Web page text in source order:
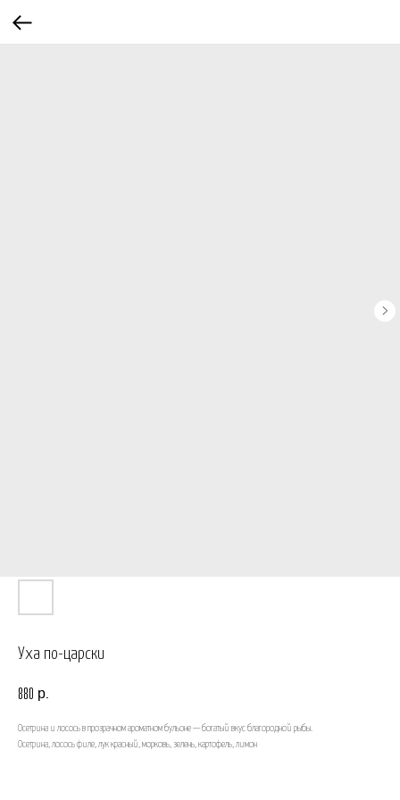
Уха по-царски
880 р.
Осетрина и лосось в прозрачном ароматном бульоне — богатый вкус благородной рыбы.
Осетрина, лосось филе, лук красный, морковь, зелень, картофель, лимон